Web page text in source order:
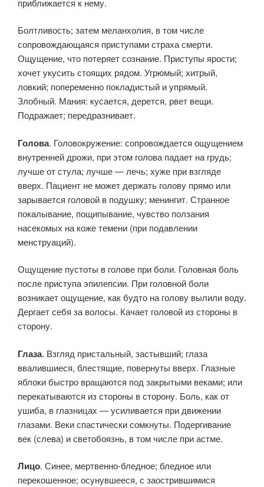
приближается к нему.
Болтливость; затем меланхолия, в том числе
сопровождающаяся приступами страха смерти.
Ощущение, что потеряет сознание. Приступы ярости;
хочет укусить стоящих рядом. Угрюмый; хитрый,
ловкий; попеременно покладистый и упрямый.
Злобный. Мания: кусается, дерется, рвет вещи.
Подражает; передразнивает.
Голова. Головокружение: сопровождается ощущением
внутренней дрожи, при этом голова падает на грудь;
лучше от стула; лучше — лечь; хуже при взгляде
вверх. Пациент не может держать голову прямо или
зарывается головой в подушку; менингит. Странное
покалывание, пощипывание, чувство ползания
насекомых на коже темени (при подавлении
менструаций).
Ощущение пустоты в голове при боли. Головная боль
после приступа эпилепсии. При головной боли
возникает ощущение, как будто на голову вылили воду.
Дергает себя за волосы. Качает головой из стороны в
сторону.
Глаза. Взгляд пристальный, застывший; глаза
ввалившиеся, блестящие, повернуты вверх. Глазные
яблоки быстро вращаются под закрытыми веками; или
перекатываются из стороны в сторону. Боль, как от
ушиба, в глазницах — усиливается при движении
глазами. Веки спастически сомкнуты. Подергивание
век (слева) и светобоязнь, в том числе при астме.
Лицо. Синее, мертвенно-бледное; бледное или
перекошенное; осунувшееся, с заострившимися